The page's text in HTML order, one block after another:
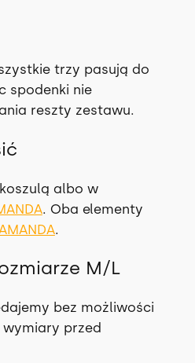
trzy pasują do
spodenki nie
reszty zestawu.
albo w
. Oba elementy
.
M/L
bez możliwości
przed